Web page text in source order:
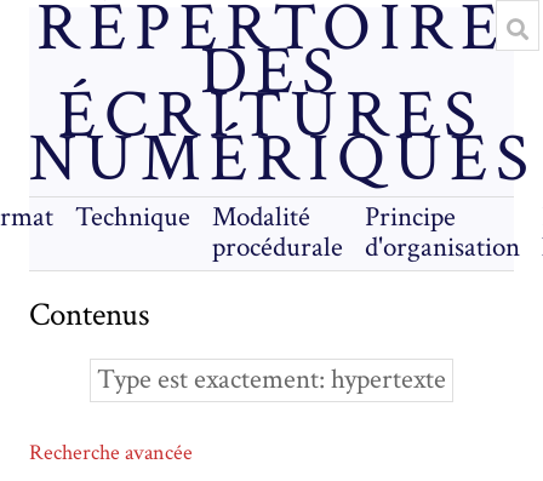
RÉPERTOIRE
DES
ÉCRITURES
NUMÉRIQUES
Technique
Modalité
procédurale
Principe
d'organisation
Contenus
Type est exactement hypertexte
Recherche avancée